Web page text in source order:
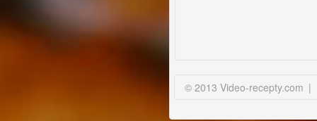
© 2013 Video-recepty.com |